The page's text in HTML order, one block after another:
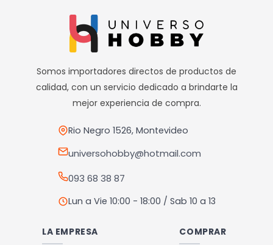
múltiples
variantes.
Las
opciones
se
pueden
en
la
de
producto
variantes.
Las
opciones
se
pueden
producto
Somos importadores directos de productos de
calidad, con un servicio dedicado a brindarte la
mejor experiencia de compra.
Rio Negro 1526, Montevideo
universohobby@hotmail.com
093 68 38 87
Lun a Vie 10:00 - 18:00 / Sab 10 a 13
LA EMPRESA COMPRAR